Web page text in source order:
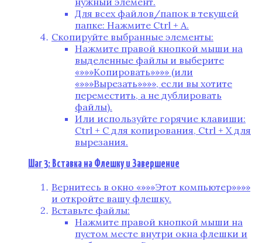
Для всех файлов/папок в текущей
папке: Нажмите Ctrl + A.
Скопируйте выбранные элементы:
Нажмите правой кнопкой мыши на
выделенные файлы и выберите
«»»»Копировать»»»» (или
«»»»Вырезать»»»», если вы хотите
переместить, а не дублировать
файлы).
Или используйте горячие клавиши:
Ctrl + C для копирования, Ctrl + X для
вырезания.
Шаг 3: Вставка на Флешку и Завершение
Вернитесь в окно «»»»Этот компьютер»»»»
и откройте вашу флешку.
Вставьте файлы:
Нажмите правой кнопкой мыши на
пустом месте внутри окна флешки и